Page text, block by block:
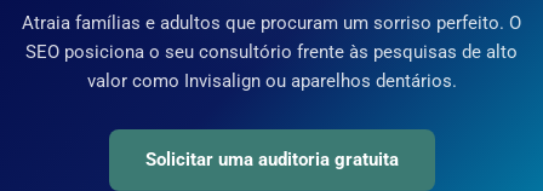
Atraia famílias e adultos que procuram um sorriso perfeito. O
SEO posiciona o seu consultório frente às pesquisas de alto
valor como Invisalign ou aparelhos dentários.
Solicitar uma auditoria gratuita